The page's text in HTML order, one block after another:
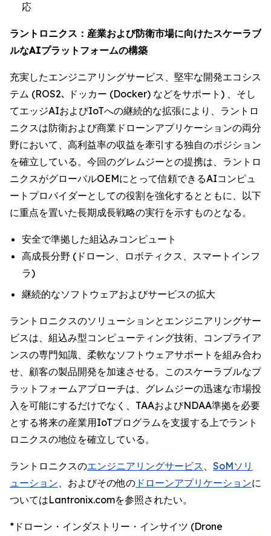
応
ラントロニクス：産業および防衛市場に向けたスケーラブ
ルなAIプラットフォームの構築
充実したエンジニアリングサービス、堅牢な開発エコシス
テム (ROS2､ ドッカー (Docker) などをサポート) 、そし
てエッジAIおよびIoTへの継続的な拡張により、ラントロ
ニクスは防衛および商業ドローンアプリケーションの両分
野において、高利益率の収益を牽引する独自のポジション
を確立している。今回のグレムジーとの提携は、ラントロ
ニクスがグローバルOEMにとって信頼できるAIコンピュ
ートプロバイダーとしての役割を強化するとともに、以下
に重点を置いた長期成長戦略の実行を示すものとなる。
安全で準拠した組込みコンピュート
高成長分野 (ドローン、ロボティクス、スマートインフ
ラ)
継続的なソフトウェアおよびサービスの拡大
ラントロニクスのソリューションとエンジニアリングサー
ビスは、組込み型コンピューティング技術、コンプライア
ンスの専門知識、柔軟なソフトウェアサポートを組み合わ
せ、顧客の製品開発を加速させる。このスケーラブルなプ
ラットフォームアプローチは、グレムジーの迅速な市場投
入を可能にするだけでなく、TAAおよびNDAA準拠を必要
とする将来の産業用IoTプログラムを支援する上でラント
ロニクスの地位を確立している。
ラントロニクスのエンジニアリングサービス
SoMソリ
ューション 、およびその他の ドローンアプリケーションに
ついてはLantronix.comを参照されたい。
*ドローン・インダストリー・インサイツ (Drone